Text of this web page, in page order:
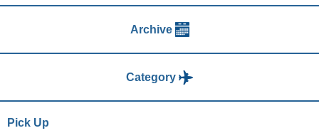
Archive
Category
Pick Up